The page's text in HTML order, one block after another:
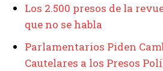
Los 2.500 presos de la
que no se habla
Parlamentarios Piden
Cautelares a los Presos